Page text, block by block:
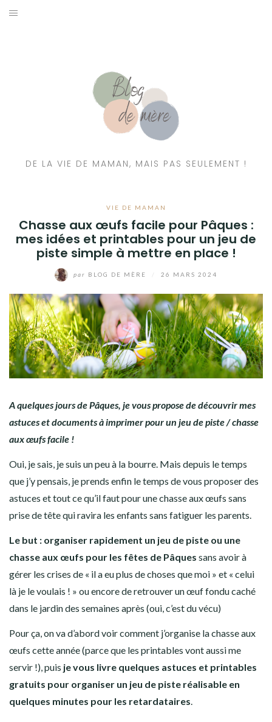
DE LA VIE DE MAMAN, MAIS PAS SEULEMENT !
VIE DE MAMAN
Chasse aux œufs facile pour Pâques :
mes idées et printables pour un jeu de
piste simple à mettre en place !
par BLOG DE MÈRE 26 MARS 2024
A quelques jours de Pâques, je vous propose de découvrir mes
astuces et documents à imprimer pour un jeu de piste / chasse
aux œufs facile !
Oui, je sais, je suis un peu à la bourre. Mais depuis le temps
que j’y pensais, je prends enfin le temps de vous proposer des
astuces et tout ce qu’il faut pour une chasse aux œufs sans
prise de tête qui ravira les enfants sans fatiguer les parents.
Le but : organiser rapidement un jeu de piste ou une
chasse aux œufs pour les fêtes de Pâques sans avoir à
gérer les crises de « il a eu plus de choses que moi » et « celui
là je le voulais ! » ou encore de retrouver un œuf fondu caché
dans le jardin des semaines après (oui, c’est du vécu)
Pour ça, on va d’abord voir comment j’organise la chasse aux
œufs cette année (parce que les printables vont aussi me
servir !), puis je vous livre quelques astuces et printables
gratuits pour organiser un jeu de piste réalisable en
quelques minutes pour les retardataires.
RESSOURCES NUTRITION & PARENTALITÉ